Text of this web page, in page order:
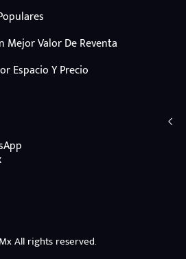
Mejor Valor De Reventa
Espacio Y Precio
All rights reserved.